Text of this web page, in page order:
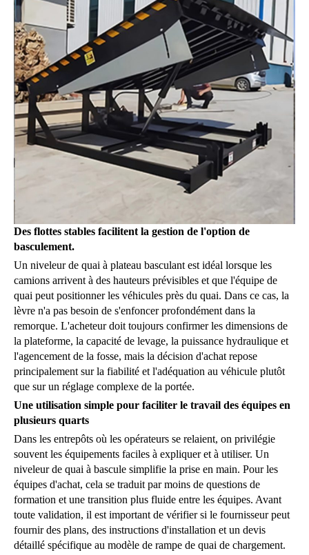
Des flottes stables facilitent la gestion de l'option de
basculement.
Un niveleur de quai à plateau basculant est idéal lorsque les
camions arrivent à des hauteurs prévisibles et que l'équipe de
quai peut positionner les véhicules près du quai. Dans ce cas, la
lèvre n'a pas besoin de s'enfoncer profondément dans la
remorque. L'acheteur doit toujours confirmer les dimensions de
la plateforme, la capacité de levage, la puissance hydraulique et
l'agencement de la fosse, mais la décision d'achat repose
principalement sur la fiabilité et l'adéquation au véhicule plutôt
que sur un réglage complexe de la portée.
Une utilisation simple pour faciliter le travail des équipes en
plusieurs quarts
Dans les entrepôts où les opérateurs se relaient, on privilégie
souvent les équipements faciles à expliquer et à utiliser. Un
niveleur de quai à bascule simplifie la prise en main. Pour les
équipes d'achat, cela se traduit par moins de questions de
formation et une transition plus fluide entre les équipes. Avant
toute validation, il est important de vérifier si le fournisseur peut
fournir des plans, des instructions d'installation et un devis
détaillé spécifique au modèle de rampe de quai de chargement.